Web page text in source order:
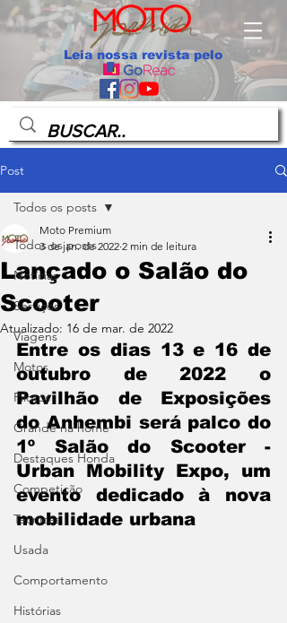
Leia nossa revista pelo
Post
Todos os posts
Notícias
Serviços
Viagens
Motos
Pilotos
Grande na home
Destaques Honda
Competição
Técnicas
Usada
Comportamento
Histórias
Todos os posts
Lançado o Salão do
Scooter
Moto Premium
3 de jan. de 2022 2 min de leitura
Atualizado: 16 de mar. de 2022
Entre os dias 13 e 16 de
outubro de 2022 o
Pavilhão de Exposições
do Anhembi será palco do
1º Salão do Scooter -
Urban Mobility Expo, um
evento dedicado à nova
mobilidade urbana